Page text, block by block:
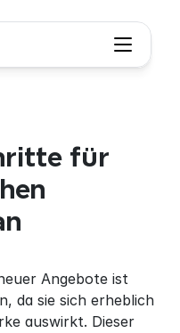
für
Angebote ist
da sie sich erheblich
auswirkt. Dieser